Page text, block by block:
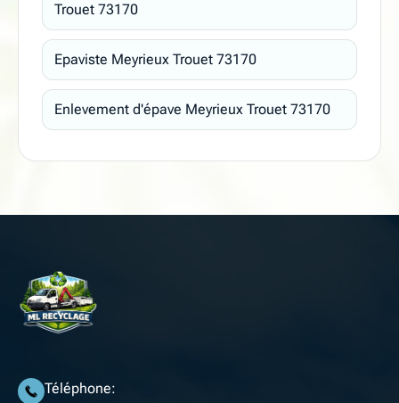
Trouet 73170
Epaviste Meyrieux Trouet 73170
Enlevement d'épave Meyrieux Trouet 73170
Téléphone: